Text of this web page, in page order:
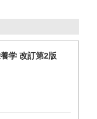
学 改訂第2版